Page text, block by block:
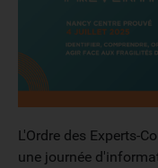
L'Ordre des Experts-
une journée